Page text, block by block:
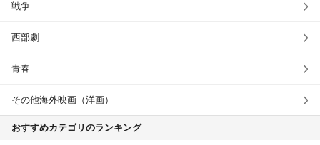
戦争
西部劇
青春
その他海外映画（洋画）
おすすめカテゴリのランキング